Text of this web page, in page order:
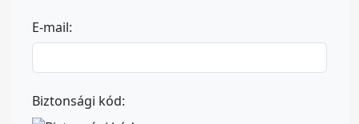
E-mail:
Biztonsági kód: